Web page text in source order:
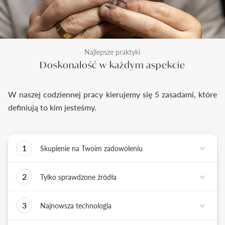
Najlepsze praktyki
Doskonałość w każdym aspekcie
W naszej codziennej pracy kierujemy się 5 zasadami, które
definiują to kim jesteśmy.
1
Skupienie na Twoim zadowoleniu
zadanie - dostarczyć Ci biżuterię i doświadczenie,
2
Tylko sprawdzone źródła
sprawdzonych źródłach pochodzenia i
3
Najnowsza technologia